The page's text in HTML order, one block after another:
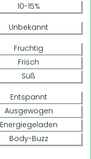
10-15%
Unbekannt
Fruchtig
Frisch
Süß
Entspannt
Ausgewogen
Energiegeladen
Body-Buzz